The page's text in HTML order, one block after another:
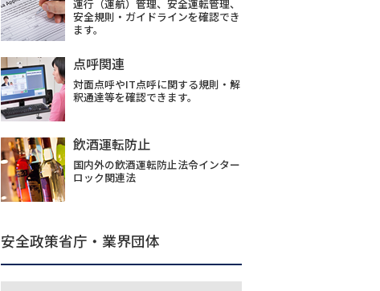
運行（運航）管理、安全運転管理、
安全規則・ガイドラインを確認でき
ます。
点呼関連
対面点呼やIT点呼に関する規則・解
釈通達等を確認できます。
飲酒運転防止
国内外の飲酒運転防止法令インター
ロック関連法
安全政策省庁・業界団体